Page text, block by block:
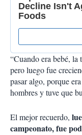
“Cuando era bebé, la
pero luego fue
pasar algo, porque
hombres y tuve que
El mejor recuerdo,
campeonato, fue